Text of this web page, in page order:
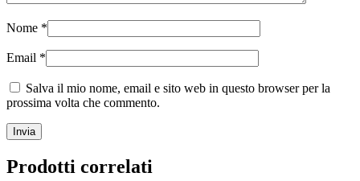
Nome *
Email *
Salva il mio nome, email e sito web in questo browser per la
prossima volta che commento.
Prodotti correlati